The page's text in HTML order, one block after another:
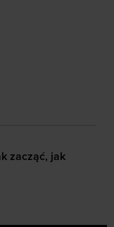
zacząć, jak
zacząć, jak